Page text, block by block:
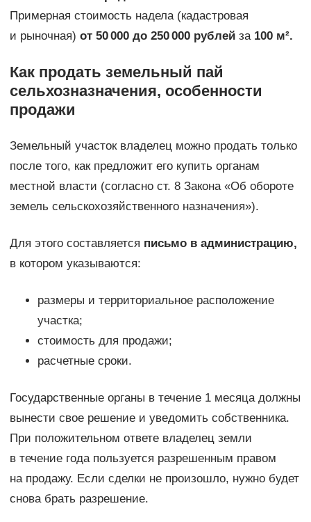
Примерная стоимость надела (кадастровая
и рыночная) от 50 000 до 250 000 рублейза 100 м².
Как продать земельный пай
сельхозназначения, особенности
продажи
Земельный участок владелец можно продать только
после того, как предложит его купить органам
местной власти (согласно ст. 8 Закона «Об обороте
земель сельскохозяйственного назначения»).
Для этого составляется письмо в администрацию,
в котором указываются:
размеры и территориальное расположение
участка;
стоимость для продажи;
расчетные сроки.
Государственные органы в течение 1 месяца должны
вынести свое решение и уведомить собственника.
При положительном ответе владелец земли
в течение года пользуется разрешенным правом
на продажу. Если сделки не произошло, нужно будет
снова брать разрешение.